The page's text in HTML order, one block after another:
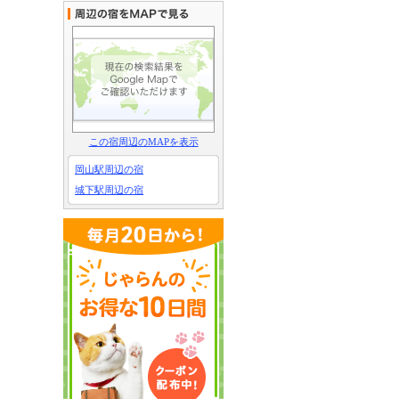
この宿周辺のMAPを表示
岡山駅周辺の宿
城下駅周辺の宿